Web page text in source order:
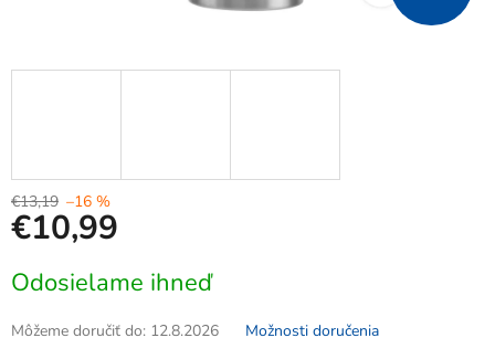
€13,19 –16 %
€10,99
cena:
Odosielame ihneď
Môžeme doručiť do: 12.8.2026 Možnosti doručenia